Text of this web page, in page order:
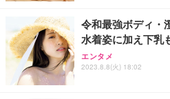
令和最強ボディ・
水着姿に加え下乳
エンタメ
2023.8.8(火) 18:02